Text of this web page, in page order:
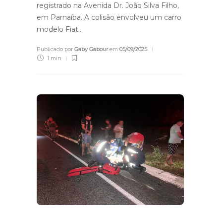
registrado na Avenida Dr. João Silva Filho,
em Parnaíba. A colisão envolveu um carro
modelo Fiat…
Publicado por Gaby Gabourem 05/09/2025
1 min